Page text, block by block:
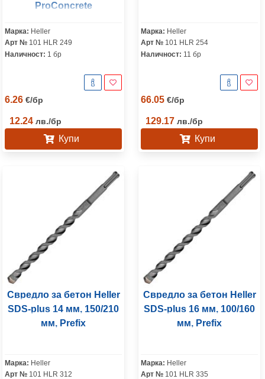
ProConcrete
Марка: Heller
Арт № 101 HLR 249
Наличност: 1 бр
6.26 €/бр
12.24 лв./бр
Купи
Марка: Heller
Арт № 101 HLR 254
Наличност: 11 бр
66.05 €/бр
129.17 лв./бр
Купи
Свредло за бетон Heller
SDS-plus 14 мм, 150/210
мм, Prefix
Марка: Heller
Арт № 101 HLR 312
Свредло за бетон Heller
SDS-plus 16 мм, 100/160
мм, Prefix
Марка: Heller
Арт № 101 HLR 335